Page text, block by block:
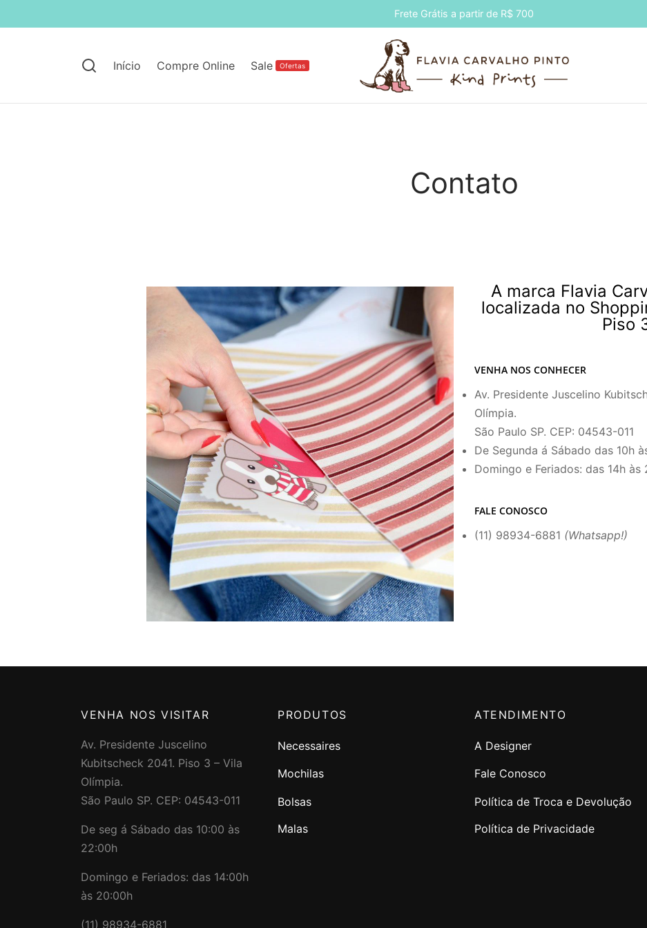
Frete Grátis a partir de R$ 700
Início Compre Online Sale Ofertas
Contato
A marca Flavia
localizada no
Piso
VENHA NOS CONHECER
Av. Presidente Juscelino
Olímpia.
São Paulo SP. CEP: 04543-011
De Segunda á Sábado das 10h
Domingo e Feriados: das 14h às
FALE CONOSCO
(11) 98934-6881 (Whatsapp!)
VENHA NOS VISITAR
Av. Presidente Juscelino
Kubitscheck 2041. Piso 3 – Vila
Olímpia.
São Paulo SP. CEP: 04543-011
De seg á Sábado das 10:00 às
22:00h
Domingo e Feriados: das 14:00h
às 20:00h
(11) 98934-6881
PRODUTOS
Necessaires
Mochilas
Bolsas
Malas
ATENDIMENTO
A Designer
Fale Conosco
Política de Troca e Devolução
Política de Privacidade